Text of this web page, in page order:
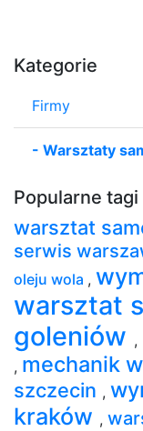
Kategorie
Firmy
- Warsztaty
Popularne tagi
warsztat
serwis
oleju wola ,
warsztat
goleniów ,
, mechanik
szczecin ,
kraków ,